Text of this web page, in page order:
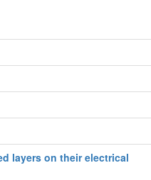
layers on their electrical